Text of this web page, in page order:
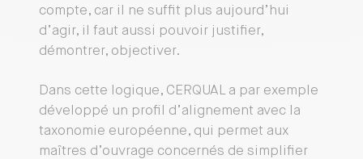
compte, car il ne suffit plus aujourd’hui
d’agir, il faut aussi pouvoir justifier,
démontrer, objectiver.
Dans cette logique, CERQUAL a par exemple
développé un profil d’alignement avec la
taxonomie européenne, qui permet aux
maîtres d’ouvrage concernés de simplifier